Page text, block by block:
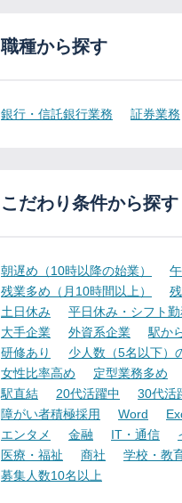
職種から探す
銀行・信託銀行業務 証券業務
こだわり条件から探す
朝遅め（10時以降の始業）
残業多め（月10時間以上）
土日休み
平日休み・シフト勤
大手企業
外資系企業 駅か
研修あり
少人数（5名以下）
女性比率高め
定型業務多め
駅直結
20代活躍中 30代活
障がい者積極採用
Word
エンタメ
金融 IT・通信
医療・福祉
商社 学校・教
募集人数10名以上